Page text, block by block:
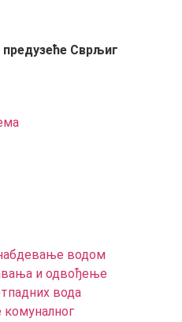
Сврљиг
водом
и одвођење
вода
комуналног